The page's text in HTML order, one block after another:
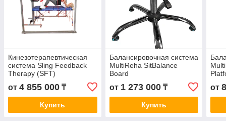
Кинезотерапевтическая
система Sling Feedback
Therapy (SFT)
от 4 855 000 ₸
Купить
Балансировочная система
MultiReha SitBalance
Board
от 1 273 000₸
Купить
от